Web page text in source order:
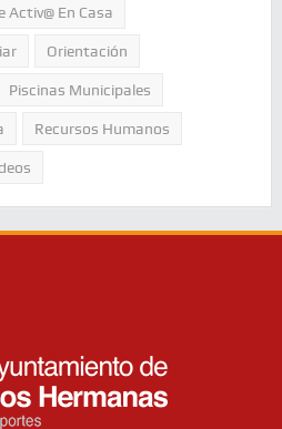
En Casa
Orientación
Piscinas Municipales
Recursos Humanos